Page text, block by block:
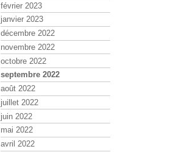
février 2023
janvier 2023
décembre 2022
novembre 2022
octobre 2022
septembre 2022
août 2022
juillet 2022
juin 2022
mai 2022
avril 2022